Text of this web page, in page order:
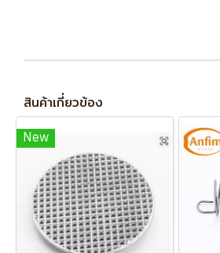
สินค้าเกี่ยวข้อง
New